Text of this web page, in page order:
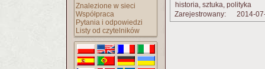
Znalezione w sieci
Współpraca
Pytania i odpowiedzi
Listy od czytelników
historia, sztuka, polityka
Zarejestrowany:
2014-